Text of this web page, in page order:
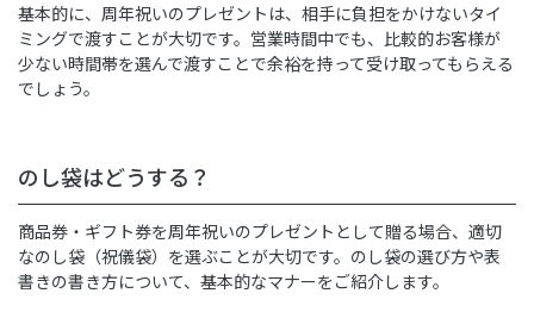
基本的に、周年祝いのプレゼントは、相手に負担をかけないタイ
ミングで渡すことが大切です。営業時間中でも、比較的お客様が
少ない時間帯を選んで渡すことで余裕を持って受け取ってもらえる
でしょう。
のし袋はどうする？
商品券・ギフト券を周年祝いのプレゼントとして贈る場合、適切
なのし袋（祝儀袋）を選ぶことが大切です。のし袋の選び方や表
書きの書き方について、基本的なマナーをご紹介します。